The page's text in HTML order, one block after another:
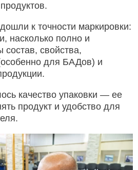
к точности маркировки:
насколько полно и
состав, свойства,
для БАДов) и
качество упаковки — ее
продукт и удобство для